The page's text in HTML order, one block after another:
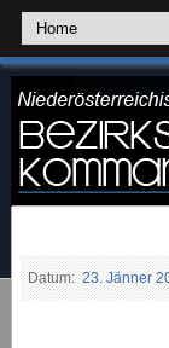
Datum: 23. Jänner